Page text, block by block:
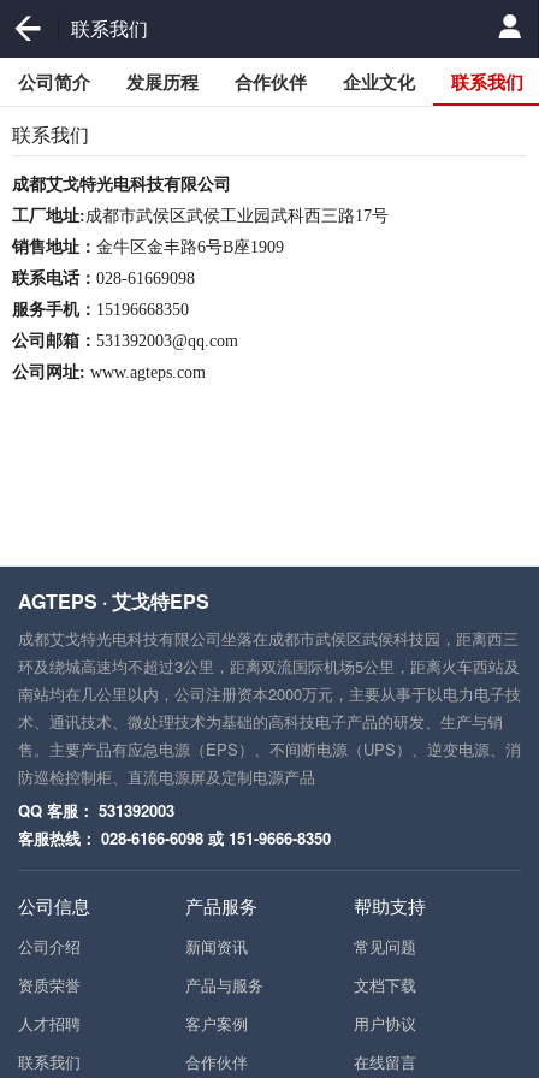
联系我们
公司简介 发展历程 合作伙伴 企业文化 联系我们
联系我们
成都艾戈特光电科技有限公司
工厂地址:成都市武侯区武侯工业园武科西三路17号
销售地址： 金牛区金丰路6号B座1909
联系电话： 028-61669098
服务手机： 15196668350
公司邮箱： 531392003@qq.com
公司网址: www.agteps.com
AGTEPS · 艾戈特EPS
成都艾戈特光电科技有限公司坐落在成都市武侯区武侯科技园，距离西三
环及绕城高速均不超过3公里，距离双流国际机场5公里，距离火车西站及
南站均在几公里以内，公司注册资本2000万元，主要从事于以电力电子技
术、通讯技术、微处理技术为基础的高科技电子产品的研发、生产与销
售。主要产品有应急电源（EPS）、不间断电源（UPS）、逆变电源、消
防巡检控制柜、直流电源屏及定制电源产品
QQ 客服： 531392003
客服热线： 028-6166-6098 或 151-9666-8350
公司信息
公司介绍
资质荣誉
人才招聘
联系我们
产品服务
新闻资讯
产品与服务
客户案例
合作伙伴
帮助支持
常见问题
文档下载
用户协议
在线留言